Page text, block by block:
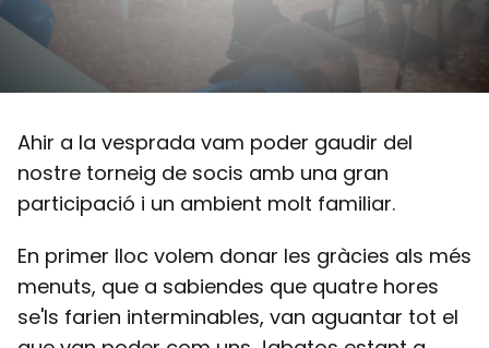
Ahir a la vesprada vam poder gaudir del
nostre torneig de socis amb una gran
participació i un ambient molt familiar.
En primer lloc volem donar les gràcies als més
menuts, que a sabiendes que quatre hores
se'ls farien interminables, van aguantar tot el